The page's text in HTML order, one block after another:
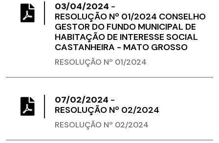
03/04/2024 -
RESOLUÇÃO Nº 01/2024 CONSELHO
GESTOR DO FUNDO MUNICIPAL DE
HABITAÇÃO DE INTERESSE SOCIAL
CASTANHEIRA - MATO GROSSO
RESOLUÇÃO Nº 01/2024
07/02/2024 -
RESOLUÇÃO Nº 02/2024
RESOLUÇÃO Nº 02/2024